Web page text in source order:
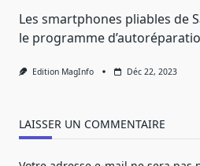
Les smartphones pliables de
le programme
Edition MagInfo Déc 22, 2023
LAISSER UN COMMENTAIRE